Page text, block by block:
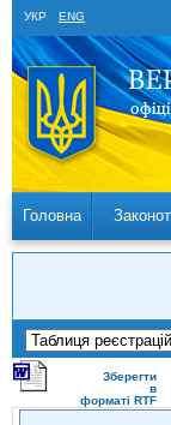
УКР ENG
Головна
Зберегти
в
форматі RTF